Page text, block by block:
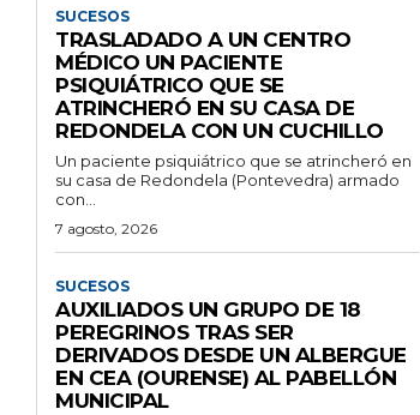
SUCESOS
TRASLADADO A UN CENTRO
MÉDICO UN PACIENTE
PSIQUIÁTRICO QUE SE
ATRINCHERÓ EN SU CASA DE
REDONDELA CON UN CUCHILLO
Un paciente psiquiátrico que se atrincheró en
su casa de Redondela (Pontevedra) armado
con...
7 agosto, 2026
SUCESOS
AUXILIADOS UN GRUPO DE 18
PEREGRINOS TRAS SER
DERIVADOS DESDE UN ALBERGUE
EN CEA (OURENSE) AL PABELLÓN
MUNICIPAL